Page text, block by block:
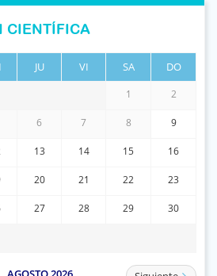
CIENTÍFICA